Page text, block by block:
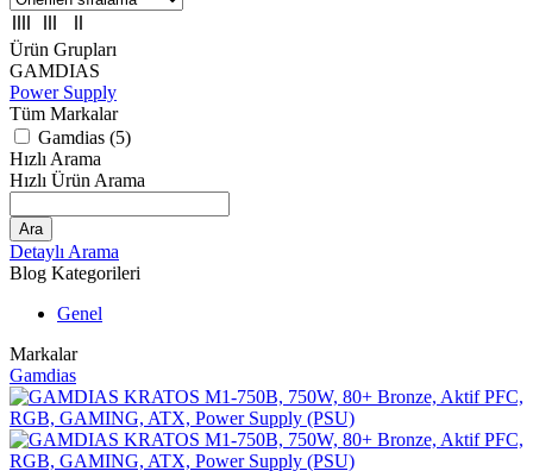
Ürün Grupları
GAMDIAS
Power Supply
Tüm Markalar
Gamdias (5)
Hızlı Arama
Hızlı Ürün Arama
Ara
Detaylı Arama
Blog Kategorileri
Genel
Markalar
Gamdias